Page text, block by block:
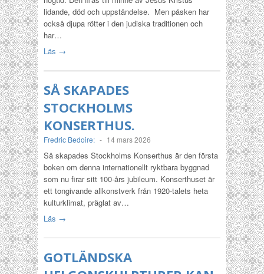
lidande, död och uppståndelse. Men påsken har
också djupa rötter i den judiska traditionen och
har…
Läs →
SÅ SKAPADES
STOCKHOLMS
KONSERTHUS.
Fredric Bedoire: - 14 mars 2026
Så skapades Stockholms Konserthus är den första
boken om denna internationellt ryktbara byggnad
som nu firar sitt 100-års jubileum. Konsert­huset är
ett tongivande allkonstverk från 1920-talets heta
kulturklimat, präglat av…
Läs →
GOTLÄNDSKA